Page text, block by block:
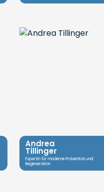
Andrea
Tillinger
Expertin für moderne Prävention und
Regeneration